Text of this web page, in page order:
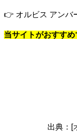
👉 オルビス アンバ
当サイトがおすす
出典：[